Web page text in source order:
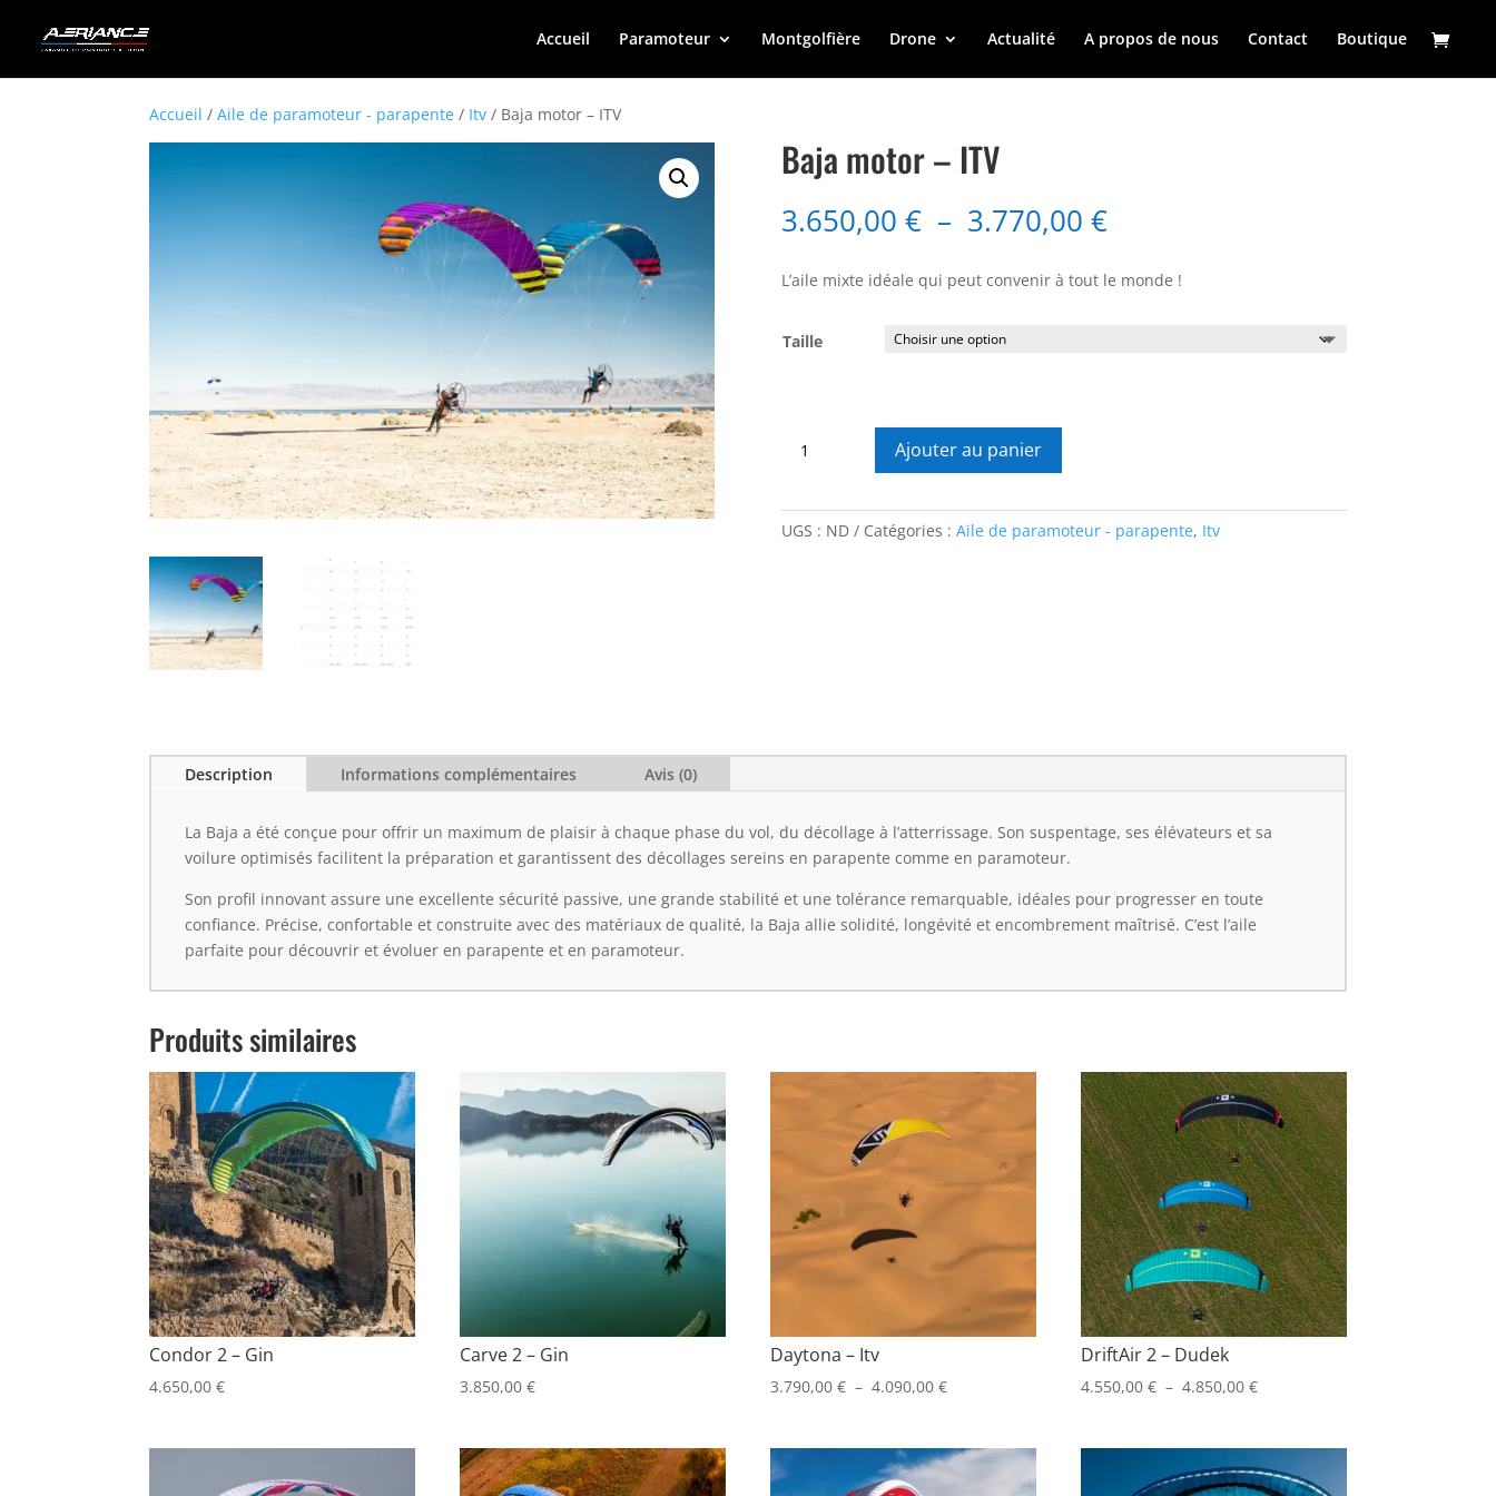
Accueil Paramoteur Montgolfière Drone Actualité A propos de nous Contact Boutique
Accueil /Aile de paramoteur - parapente / Itv / Baja motor – ITV
Baja motor – ITV
3.650,00 € – 3.770,00 €Plage
de
prix :
3.650,00 €
L’aile mixte idéale qui peut convenir à tout le monde !
Taille
motor
-
Ajouter au panier
UGS : ND Catégories : Aile de paramoteur - parapente, Itv
Description Informations complémentaires Avis (0)
La Baja a été conçue pour offrir un maximum de plaisir à chaque phase du vol, du décollage à l’atterrissage. Son suspentage, ses élévateurs et sa
voilure optimisés facilitent la préparation et garantissent des décollages sereins en parapente comme en paramoteur.
Son profil innovant assure une excellente sécurité passive, une grande stabilité et une tolérance remarquable, idéales pour progresser en toute
confiance. Précise, confortable et construite avec des matériaux de qualité, la Baja allie solidité, longévité et encombrement maîtrisé. C’est l’aile
parfaite pour découvrir et évoluer en parapente et en paramoteur.
Produits similaires
Condor 2 – Gin
4.650,00€
Carve 2 – Gin
3.850,00€
Daytona – Itv
3.790,00€ – 4.090,00€Plage
prix :
DriftAir 2 – Dudek
4.550,00€ – 4.850,00€Plage
prix :
4.550,00 €